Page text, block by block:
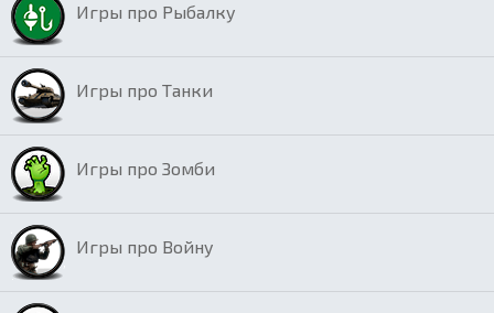
Игры про Рыбалку
Игры про Танки
Игры про Зомби
Игры про Войну